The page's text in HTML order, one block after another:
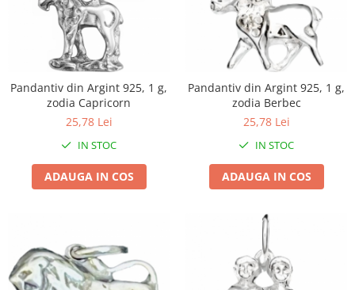
Sobe pe lemne
Umidificatoare
Ventilatoare
Kituri de siguranta si supravietuire
Kit-uri siguranta auto
Kit-uri Supravietuire si Accesorii
Curatenie si menaj
Accesorii ingrijire casa
Cutii depozitare diverse
Cutii depozitare medicamente
Pandantiv din Argint 925, 1 g,
zodia Capricorn
25,78 Lei
IN STOC
ADAUGA IN COS
Pandantiv din Argint 925, 1 g,
zodia Berbec
25,78 Lei
IN STOC
ADAUGA IN COS